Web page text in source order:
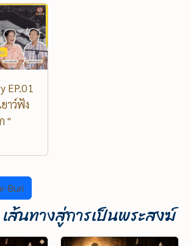
EP.01
าว์ฟัง
"
Buri
ส้นทางสู่การเป็นพระสงฆ์